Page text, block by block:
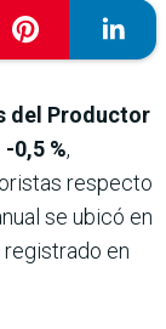
del Productor
-0,5 %,
respecto
se ubicó en
registrado en